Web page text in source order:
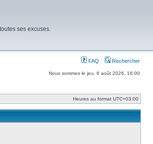
ses excuses.
FAQ Rechercher
Nous sommes le jeu. 6 août 2026, 16:00
Heures au format UTC+03:00